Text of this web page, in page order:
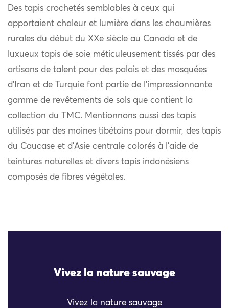
Des tapis crochetés semblables à ceux qui
apportaient chaleur et lumière dans les chaumières
rurales du début du XXe siècle au Canada et de
luxueux tapis de soie méticuleusement tissés par des
artisans de talent pour des palais et des mosquées
d’Iran et de Turquie font partie de l’impressionnante
gamme de revêtements de sols que contient la
collection du TMC. Mentionnons aussi des tapis
utilisés par des moines tibétains pour dormir, des tapis
du Caucase et d’Asie centrale colorés à l’aide de
teintures naturelles et divers tapis indonésiens
composés de fibres végétales.
Vivez la nature sauvage
Vivez la nature sauvage